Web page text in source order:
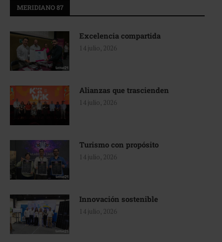
MERIDIANO 87
Excelencia compartida
14 julio, 2026
Alianzas que trascienden
14 julio, 2026
Turismo con propósito
14 julio, 2026
Innovación sostenible
14 julio, 2026